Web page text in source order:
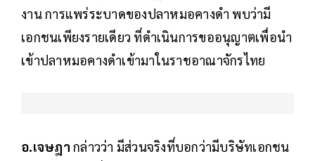
งาน การแพร่ระบาดของปลาหมอคางดำ พบว่ามี
เอกชนเพียงรายเดียว ที่ดำเนินการขออนุญาตเพื่อนำ
เข้าปลาหมอคางดำเข้ามาในราชอาณาจักรไทย
อ.เจษฎา กล่าวว่า มีส่วนจริงที่บอกว่ามีบริษัทเอกชน